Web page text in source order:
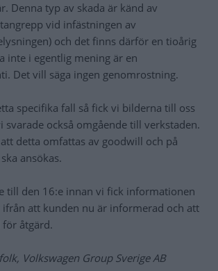
Denna typ av skada är känd av
vid infästningen av
och det finns därför en tioårig
inte i egentlig mening är en
Det vill säga ingen genomrostning.
specifika fall så fick vi bilderna till oss
svarade också omgående till verkstaden.
detta omfattas av goodwill och på
ansökas.
till den 16:e innan vi fick informationen
ifrån att kunden nu är informerad och att
åtgärd.
Volkswagen Group Sverige AB